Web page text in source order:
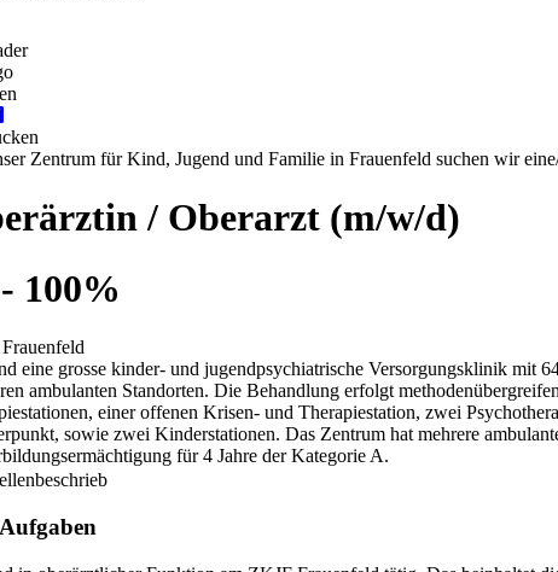
Controlling, Treuhand,
Facility Management,
Anlagenbau, Produktion
Berufe, Kundendienst,
Körperpflege, Wellness
Elektronik, Optik
Handel, Kundenberatung,